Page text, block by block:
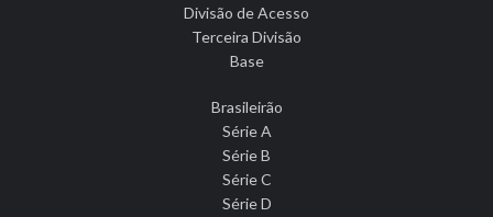
Divisão de Acesso
Terceira Divisão
Base
Brasileirão
Série A
Série B
Série C
Série D